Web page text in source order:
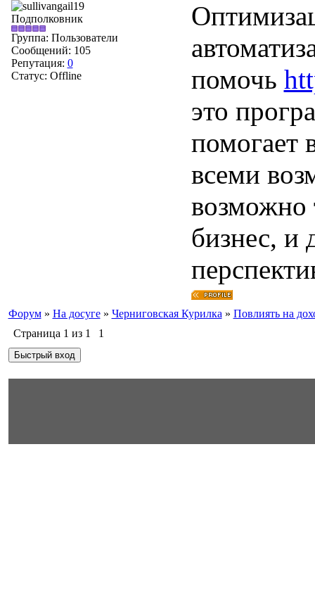
Подполковник
Группа: Пользователи
Сообщений: 105
Репутация: 0
Статус: Offline
помочь
это
помогает
всеми
возможно
бизнес, и
Форум » На досуге » Черниговская Курилка » Повлиять на
Страница 1 из 1 1